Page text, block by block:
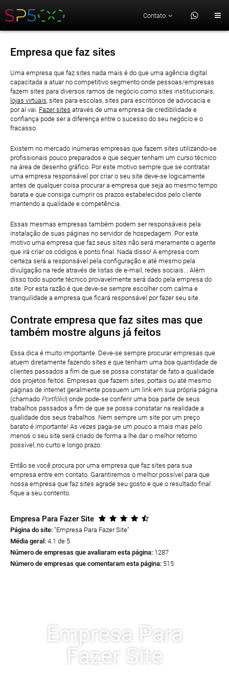
Contato
Empresa que faz sites
Uma empresa que faz sites nada mais é do que uma agência digital
capacitada a atuar no competitivo segmento onde pessoas/empresas
fazem sites para diversos ramos de negócio como sites institucionais,
lojas virtuais, sites para escolas, sites para escritórios de advocacia e
por aí vai. Fazer sites através de uma empresa de credibilidade e
confiança pode ser a diferença entre o sucesso do seu negócio e o
fracasso.
Existem no mercado inúmeras empresas que fazem sites utilizando-se
profissionais pouco preparados e que sequer tenham um curso técnico
na área de desenho gráfico. Por este motivo sempre que se contratar
uma empresa responsável por criar o seu site deve-se logicamente
antes de qualquer coisa procurar a empresa que seja ao mesmo tempo
barata e que consiga cumprir os prazos estabelecidos pelo cliente
mantendo a qualidade e competência.
Essas mesmas empresas também podem ser responsáveis pela
instalação de suas páginas no servidor de hospedagem. Por este
motivo uma empresa que faz seus sites não será meramente o agente
que irá criar os códigos e ponto final. Nada disso! A empresa com
certeza será a responsável pela configuração e até mesmo pela
divulgação na rede através de listas de e-mail, redes sociais... Além
disso todo suporte técnico provavelmente será dado pela empresa do
site. Por esta razão é que deve-se sempre escolher com calma e
tranquilidade a empresa que ficará responsável por fazer seu site.
Contrate empresa que faz sites mas que
também mostre alguns já feitos
Essa dica é muito importante. Deve-se sempre procurar empresas que
atuem diretamente fazendo sites e que tenham uma boa quantidade de
clientes passados a fim de que se possa constatar de fato a qualidade
dos projetos feitos. Empresas que fazem sites, portais ou até mesmo
páginas de internet geralmente possuem um link em sua própria página
(chamado Portfólio) onde pode-se conferir uma boa parte de seus
trabalhos passados a fim de que se possa constatar na realidade a
qualidade dos seus trabalhos. Nem sempre um site por um preço
barato é importante! As vezes paga-se um pouco a mais mas pelo
menos o seu site será criado de forma a lhe dar o melhor retorno
possível, no curto e longo prazo.
Então se você procura por uma empresa que faz sites para sua
empresa entre em contato. Garantiremos o melhor possível para que
nossa empresa que faz sites agrade seu gosto e que o resultado final
fique a seu contento.
Empresa Para Fazer Site
Página do site: "Empresa Para Fazer Site"
Média geral: 4.1 de 5
Número de empresas que avaliaram esta página: 1287
Número de empresas que comentaram esta página: 515
Empresa Para
Fazer Site